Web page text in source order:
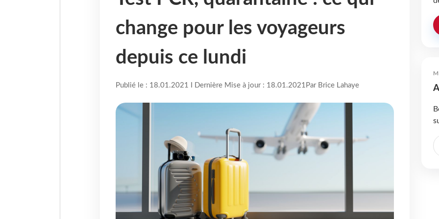
change pour les voyageurs
depuis ce lundi
Publié le : 18.01.2021 I Dernière Mise à jour : 18.01.2021 Par Brice Lahaye